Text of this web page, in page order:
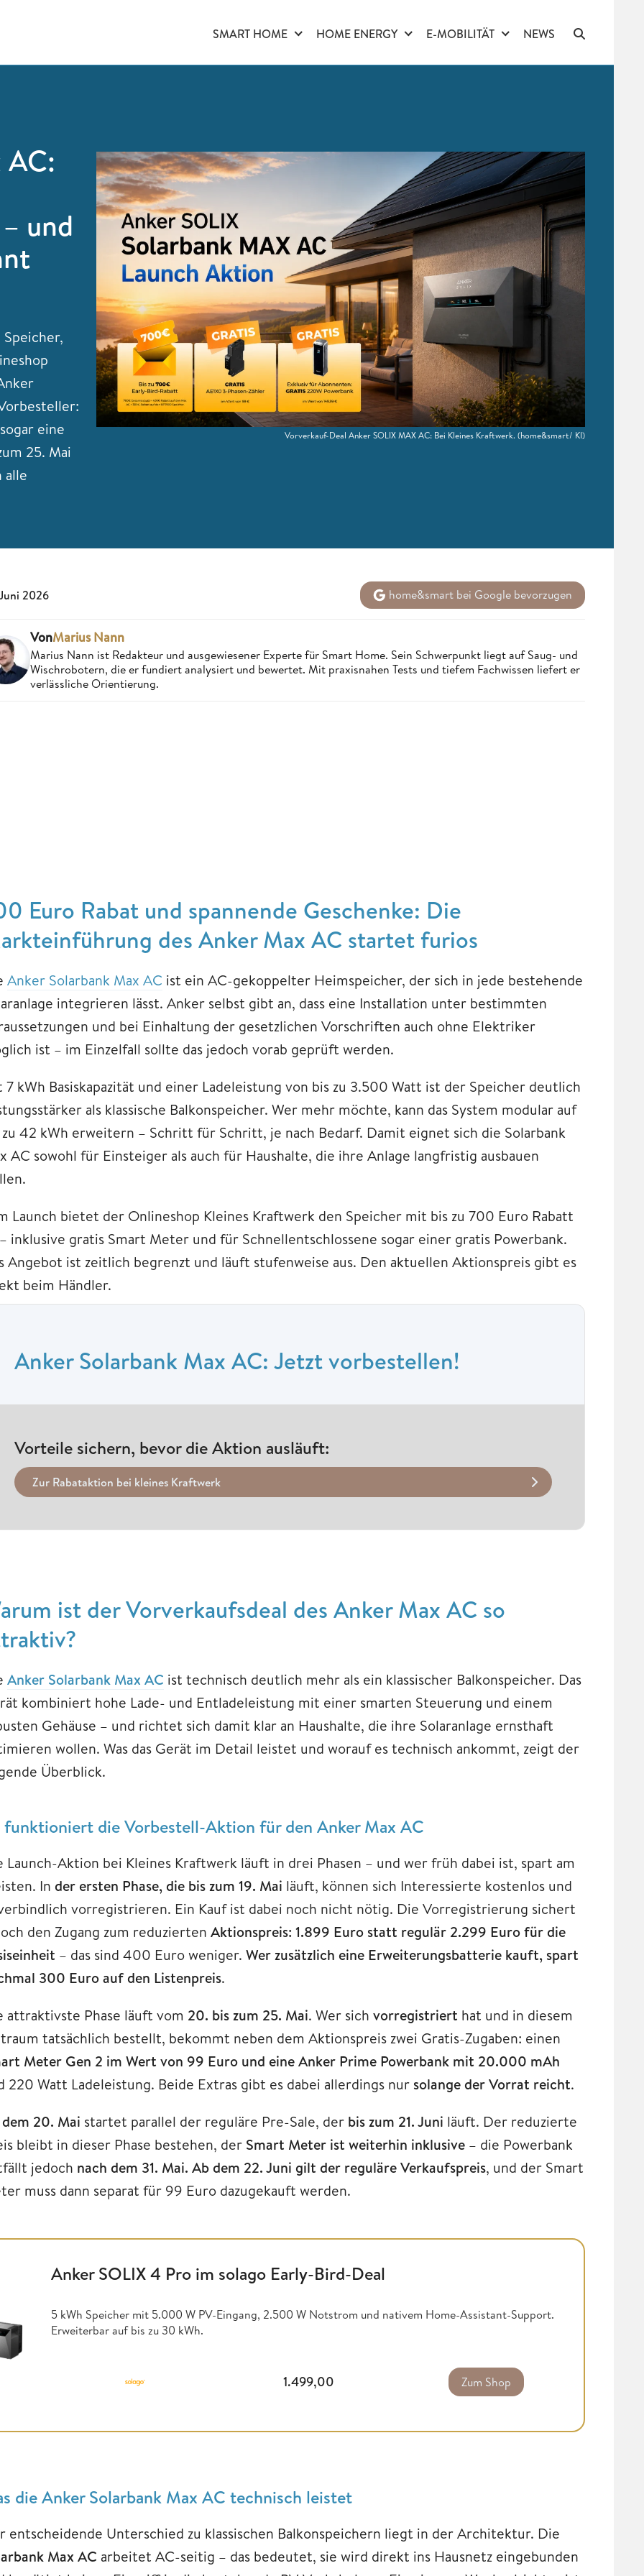
SMART HOME HOME ENERGY E-MOBILITÄT NEWS
und
eine
25. Mai
alle
Vorverkauf-Deal Anker SOLIX MAX AC: Bei Kleines Kraftwerk.(home&smart/ KI)
2026 home&smart bei Google bevorzugen
VonMarius Nann
Marius Nann ist Redakteur und ausgewiesener Experte für Smart Home. Sein Schwerpunkt liegt auf Saug- und
Wischrobotern, die er fundiert analysiert und bewertet. Mit praxisnahen Tests und tiefem Fachwissen liefert er
verlässliche Orientierung.
Euro Rabat und spannende Geschenke: Die
des Anker Max AC startet furios
Anker Solarbank Max AC ist ein AC-gekoppelter Heimspeicher, der sich in jede bestehende
integrieren lässt. Anker selbst gibt an, dass eine Installation unter bestimmten
und bei Einhaltung der gesetzlichen Vorschriften auch ohne Elektriker
ist – im Einzelfall sollte das jedoch vorab geprüft werden.
7 kWh Basiskapazität und einer Ladeleistung von bis zu 3.500 Watt ist der Speicher deutlich
als klassische Balkonspeicher. Wer mehr möchte, kann das System modular auf
42 kWh erweitern – Schritt für Schritt, je nach Bedarf. Damit eignet sich die Solarbank
AC sowohl für Einsteiger als auch für Haushalte, die ihre Anlage langfristig ausbauen
Launch bietet der Onlineshop Kleines Kraftwerk den Speicher mit bis zu 700 Euro Rabatt
inklusive gratis Smart Meter und für Schnellentschlossene sogar einer gratis Powerbank.
Angebot ist zeitlich begrenzt und läuft stufenweise aus. Den aktuellen Aktionspreis gibt es
beim Händler.
Anker Solarbank Max AC: Jetzt vorbestellen!
Vorteile sichern, bevor die Aktion ausläuft:
Zur Rabataktion bei kleines Kraftwerk
ist der Vorverkaufsdeal des Anker Max AC so
Anker Solarbank Max AC ist technisch deutlich mehr als ein klassischer Balkonspeicher. Das
kombiniert hohe Lade- und Entladeleistung mit einer smarten Steuerung und einem
Gehäuse – und richtet sich damit klar an Haushalte, die ihre Solaranlage ernsthaft
wollen. Was das Gerät im Detail leistet und worauf es technisch ankommt, zeigt der
Überblick.
funktioniert die Vorbestell-Aktion für den Anker Max AC
Launch-Aktion bei Kleines Kraftwerk läuft in drei Phasen – und wer früh dabei ist, spart am
In der ersten Phase, die bis zum 19. Mai läuft, können sich Interessierte kostenlos und
vorregistrieren. Ein Kauf ist dabei noch nicht nötig. Die Vorregistrierung sichert
den Zugang zum reduzierten Aktionspreis: 1.899 Euro statt regulär 2.299 Euro für die
– das sind 400 Euro weniger. Wer zusätzlich eine Erweiterungsbatterie kauft, spart
300 Euro auf den Listenpreis.
attraktivste Phase läuft vom 20. bis zum 25. Mai. Wer sich vorregistriert hat und in diesem
tatsächlich bestellt, bekommt neben dem Aktionspreis zwei Gratis-Zugaben: einen
Meter Gen 2 im Wert von 99 Euro und eine Anker Prime Powerbank mit 20.000 mAh
220 Watt Ladeleistung. Beide Extras gibt es dabei allerdings nur solange der Vorrat reicht.
dem 20. Mai startet parallel der reguläre Pre-Sale, der bis zum 21. Juni läuft. Der reduzierte
bleibt in dieser Phase bestehen, der Smart Meter ist weiterhin inklusive – die Powerbank
jedoch nach dem 31. Mai. Ab dem 22. Juni gilt der reguläre Verkaufspreis, und der Smart
muss dann separat für 99 Euro dazugekauft werden.
Anker SOLIX 4 Pro im solago Early-Bird-Deal
5 kWh Speicher mit 5.000 W PV-Eingang, 2.500 W Notstrom und nativem Home-Assistant-Support.
Erweiterbar auf bis zu 30 kWh.
1.499,00 Zum Shop
die Anker Solarbank Max AC technisch leistet
entscheidende Unterschied zu klassischen Balkonspeichern liegt in der Architektur. Die
Max AC arbeitet AC-seitig – das bedeutet, sie wird direkt ins Hausnetz eingebunden